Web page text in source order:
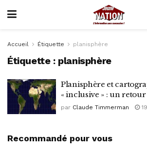
Accueil Étiquette planisphère
Étiquette : planisphère
Planisphère et
« inclusive » : un
par Claude Timmerman
Recommandé pour vous